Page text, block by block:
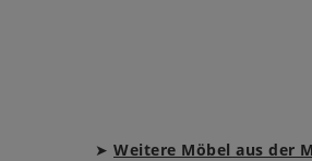
➤ Weitere Möbel aus der